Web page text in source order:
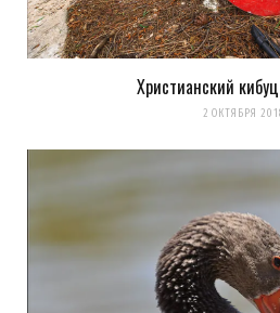
Христианский
2 ОКТЯБРЯ